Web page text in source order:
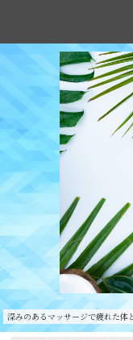
深みのあるマッサージで疲れた体